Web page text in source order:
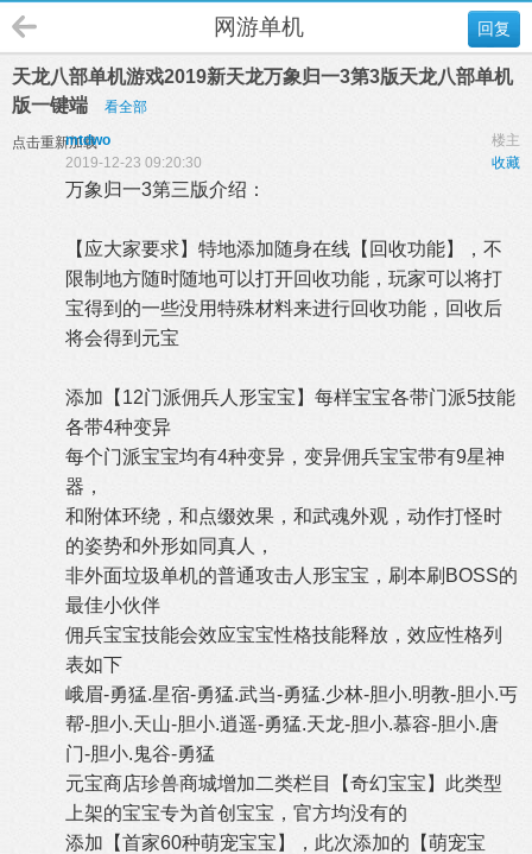
回复
网游单机
天龙八部单机游戏2019新天龙万象归一3第3版天龙八部单机
版一键端
看全部
点击重新加载 楼主
mtdwo
收藏
2019-12-23 09:20:30
万象归一3第三版介绍：
【应大家要求】特地添加随身在线【回收功能】，不
限制地方随时随地可以打开回收功能，玩家可以将打
宝得到的一些没用特殊材料来进行回收功能，回收后
将会得到元宝
添加【12门派佣兵人形宝宝】每样宝宝各带门派5技能
各带4种变异
每个门派宝宝均有4种变异，变异佣兵宝宝带有9星神
器，
和附体环绕，和点缀效果，和武魂外观，动作打怪时
的姿势和外形如同真人，
非外面垃圾单机的普通攻击人形宝宝，刷本刷BOSS的
最佳小伙伴
佣兵宝宝技能会效应宝宝性格技能释放，效应性格列
表如下
峨眉-勇猛.星宿-勇猛.武当-勇猛.少林-胆小.明教-胆小.丐
帮-胆小.天山-胆小.逍遥-勇猛.天龙-胆小.慕容-胆小.唐
门-胆小.鬼谷-勇猛
元宝商店珍兽商城增加二类栏目【奇幻宝宝】此类型
上架的宝宝专为首创宝宝，官方均没有的
添加【首家60种萌宠宝宝】，此次添加的【萌宠宝